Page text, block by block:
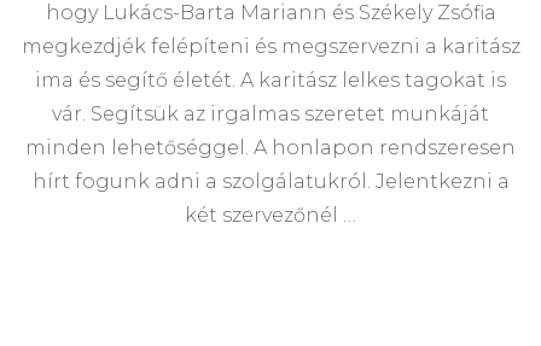
hogy Lukács-Barta Mariann és Székely Zsófia
megkezdjék felépíteni és megszervezni a karitász
ima és segítő életét. A karitász lelkes tagokat is
vár. Segítsük az irgalmas szeretet munkáját
minden lehetőséggel. A honlapon rendszeresen
hírt fogunk adni a szolgálatukról. Jelentkezni a
két szervezőnél …